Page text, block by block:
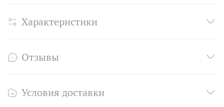
Характеристики
Отзывы
Условия доставки